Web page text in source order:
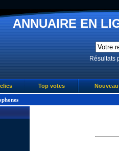
ANNUAIRE EN
Résultats
Top votes